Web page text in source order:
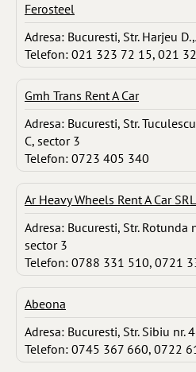
Ferosteel
Adresa: Bucuresti, Str. Harjeu
Telefon: 021 323 72 15, 021
Gmh Trans Rent A Car
Adresa: Bucuresti, Str.
C, sector 3
Telefon: 0723 405 340
Ar Heavy Wheels Rent A Car SRL
Adresa: Bucuresti, Str. Rotunda
sector 3
Telefon: 0788 331 510, 0721
Abeona
Adresa: Bucuresti, Str. Sibiu nr.
Telefon: 0745 367 660, 0722